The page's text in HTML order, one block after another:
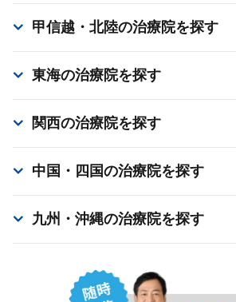
甲信越・北陸の治療院を探す
東海の治療院を探す
関西の治療院を探す
中国・四国の治療院を探す
九州・沖縄の治療院を探す